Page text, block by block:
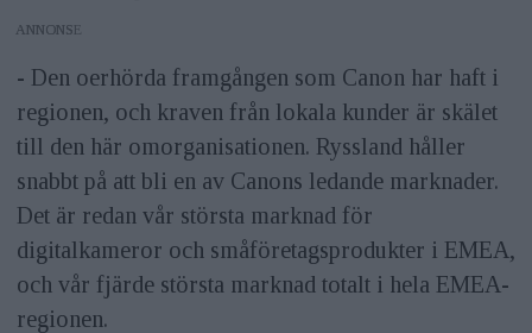
ANNONS
- Den oerhörda framgången som Canon har haft i
regionen, och kraven från lokala kunder är skälet
till den här omorganisationen. Ryssland håller
snabbt på att bli en av Canons ledande marknader.
Det är redan vår största marknad för
digitalkameror och småföretagsprodukter i EMEA,
och vår fjärde största marknad totalt i hela EMEA-
regionen.